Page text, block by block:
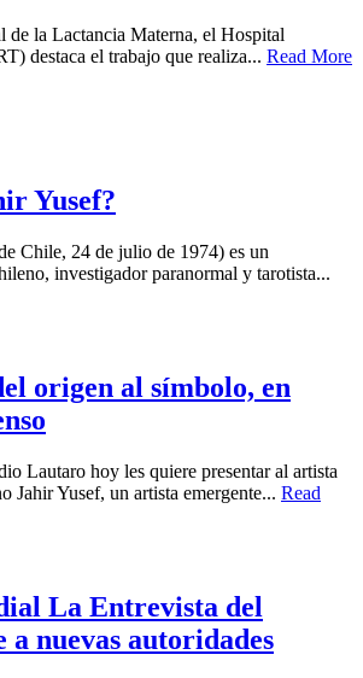
de la Lactancia Materna, el Hospital
destaca el trabajo que realiza... Read More
Yusef?
Chile, 24 de julio de 1974) es un
investigador paranormal y tarotista...
origen al símbolo, en
Lautaro hoy les quiere presentar al artista
Jahir Yusef, un artista emergente... Read
La Entrevista del
a nuevas autoridades